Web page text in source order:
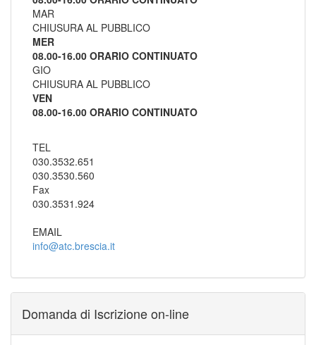
MAR
CHIUSURA AL PUBBLICO
MER
08.00-16.00 ORARIO CONTINUATO
GIO
CHIUSURA AL PUBBLICO
VEN
08.00-16.00 ORARIO CONTINUATO
TEL
030.3532.651
030.3530.560
Fax
030.3531.924
EMAIL
info@atc.brescia.it
Domanda di Iscrizione on-line